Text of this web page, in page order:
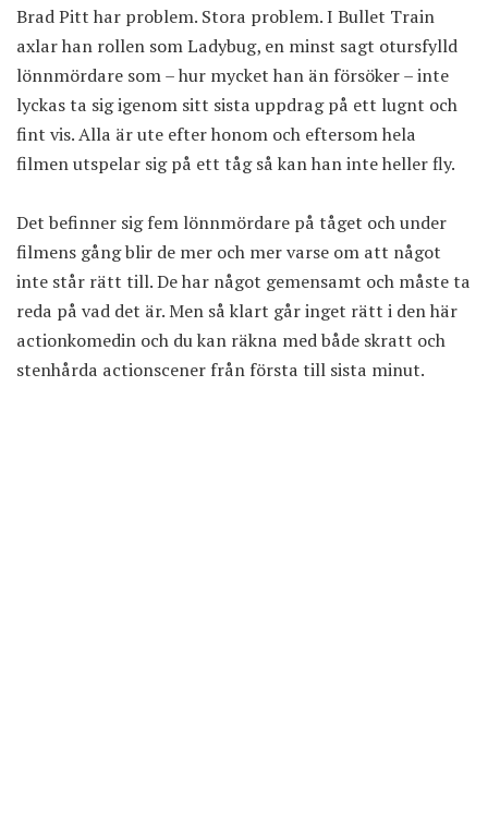
Brad Pitt har problem. Stora problem. I Bullet Train
axlar han rollen som Ladybug, en minst sagt otursfylld
lönnmördare som – hur mycket han än försöker – inte
lyckas ta sig igenom sitt sista uppdrag på ett lugnt och
fint vis. Alla är ute efter honom och eftersom hela
filmen utspelar sig på ett tåg så kan han inte heller fly.
Det befinner sig fem lönnmördare på tåget och under
filmens gång blir de mer och mer varse om att något
inte står rätt till. De har något gemensamt och måste ta
reda på vad det är. Men så klart går inget rätt i den här
actionkomedin och du kan räkna med både skratt och
stenhårda actionscener från första till sista minut.